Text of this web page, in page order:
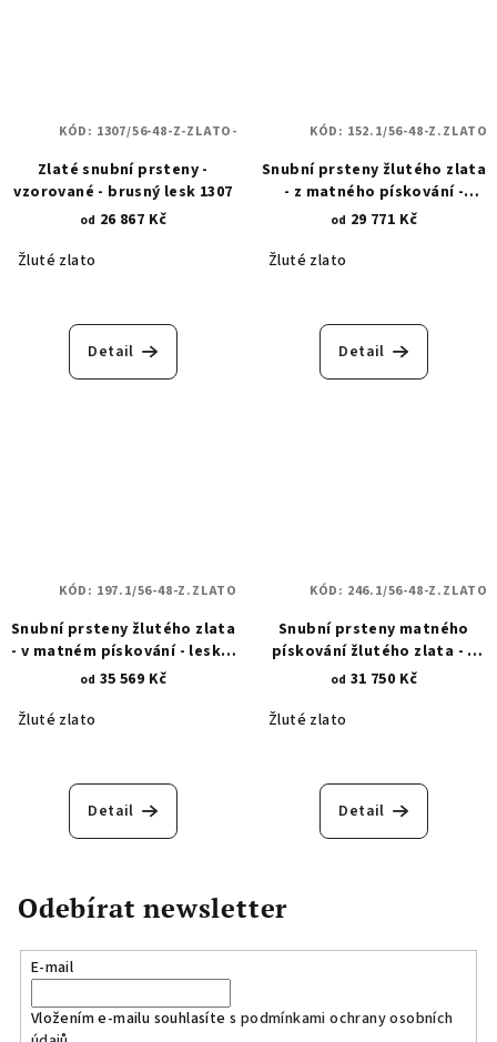
Zlaté snubní prsteny -
vzorované - brusný lesk 1307
od 26 867 Kč
Žluté zlato
Detail
KÓD: 1307/56-48-Z-ZLATO-
Snubní prsteny žlutého zlata
- z matného pískování -
broušené linie 152.1
od 29 771 Kč
Žluté zlato
Detail
KÓD: 152.1/56-48-Z.ZLATO
Snubní prsteny žlutého zlata
- v matném pískování - lesklé
linie 197.1
od 35 569 Kč
Žluté zlato
Detail
KÓD: 197.1/56-48-Z.ZLATO
Snubní prsteny matného
pískování žlutého zlata - s
lesklým rytím a zirkony 246.1
od 31 750 Kč
Žluté zlato
Detail
KÓD: 246.1/56-48-Z.ZLATO
Odebírat newsletter
E-mail
Vložením e-mailu souhlasíte s podmínkami ochrany osobních